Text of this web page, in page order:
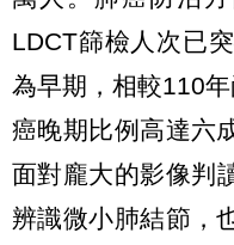
LDCT篩檢人次已
為早期，相較110
癌晚期比例高達六
面對龐大的影像判
辨識微小肺結節，